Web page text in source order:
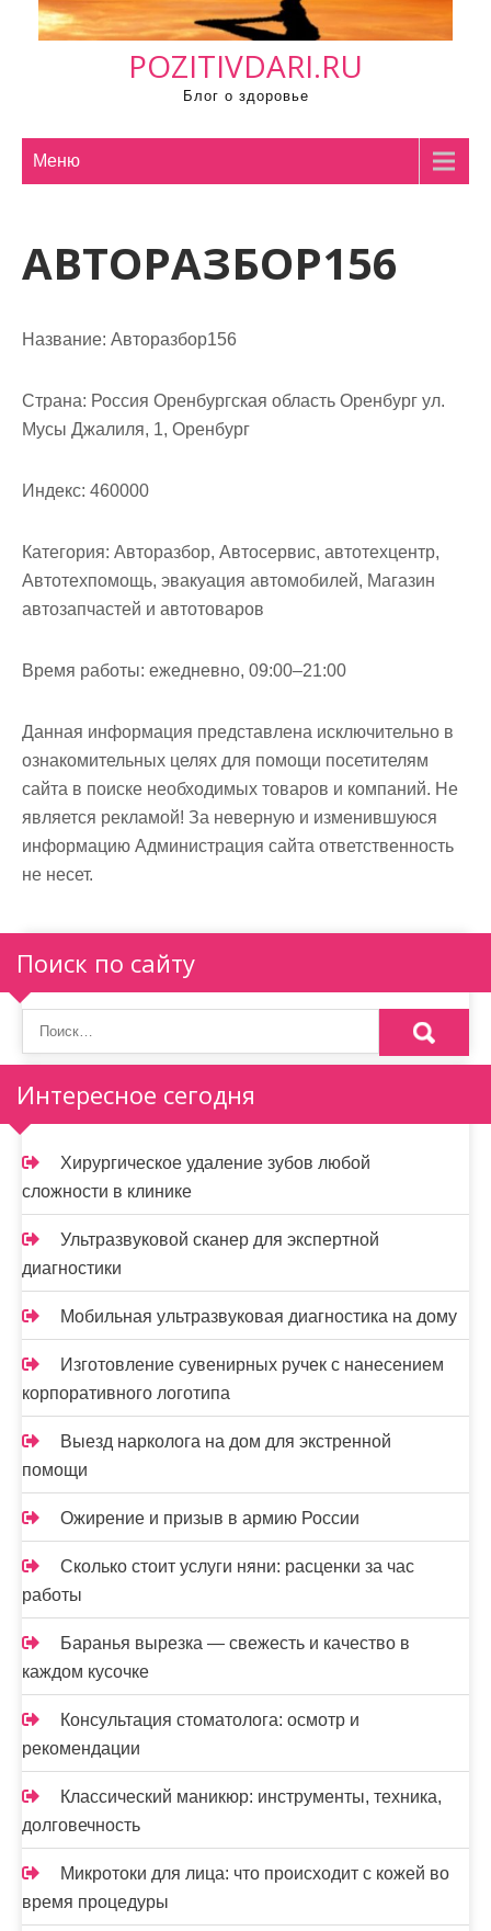
POZITIVDARI.RU
Блог о здоровье
Меню
АВТОРАЗБОР156
Название: Авторазбор156
Страна: Россия Оренбургская область Оренбург ул.
Мусы Джалиля, 1, Оренбург
Индекс: 460000
Категория: Авторазбор, Автосервис, автотехцентр,
Автотехпомощь, эвакуация автомобилей, Магазин
автозапчастей и автотоваров
Время работы: ежедневно, 09:00–21:00
Данная информация представлена исключительно в
ознакомительных целях для помощи посетителям
сайта в поиске необходимых товаров и компаний. Не
является рекламой! За неверную и изменившуюся
информацию Администрация сайта ответственность
не несет.
Поиск по сайту
Интересное сегодня
Хирургическое удаление зубов любой
сложности в клинике
Ультразвуковой сканер для экспертной
диагностики
Мобильная ультразвуковая диагностика на дому
Изготовление сувенирных ручек с нанесением
корпоративного логотипа
Выезд нарколога на дом для экстренной
помощи
Ожирение и призыв в армию России
Сколько стоит услуги няни: расценки за час
работы
Баранья вырезка — свежесть и качество в
каждом кусочке
Консультация стоматолога: осмотр и
рекомендации
Классический маникюр: инструменты, техника,
долговечность
Микротоки для лица: что происходит с кожей во
время процедуры